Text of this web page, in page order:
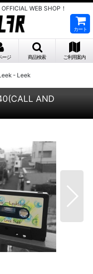
WEB SHOP！
カート
ージ 商品検索 ご利用案内
- Leek
AND